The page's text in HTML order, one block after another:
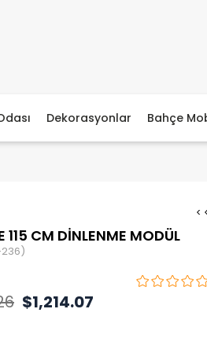
Dekorasyonlar Bahçe
<
115 CM DİNLENME MODÜL
$1,214.07